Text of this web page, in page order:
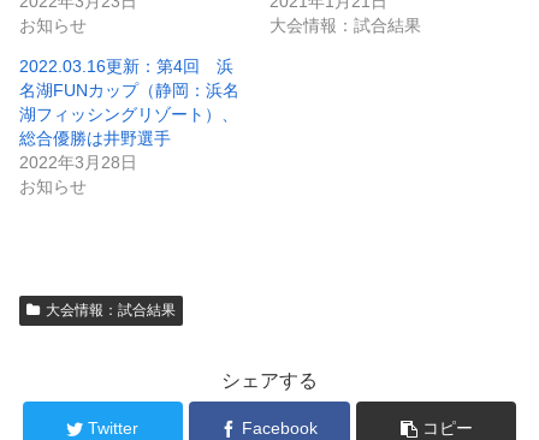
お知らせ
大会情報：試合結果
2022.03.16更新：第4回 浜
名湖FUNカップ（静岡：浜名
湖フィッシングリゾート）、
総合優勝は井野選手
2022年3月28日
お知らせ
大会情報：試合結果
シェアする
Twitter Facebook コピー